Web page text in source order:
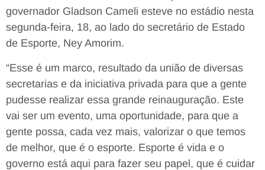
governador Gladson Cameli esteve no estádio nesta
segunda-feira, 18, ao lado do secretário de Estado
de Esporte, Ney Amorim.
“Esse é um marco, resultado da união de diversas
secretarias e da iniciativa privada para que a gente
pudesse realizar essa grande reinauguração. Este
vai ser um evento, uma oportunidade, para que a
gente possa, cada vez mais, valorizar o que temos
de melhor, que é o esporte. Esporte é vida e o
governo está aqui para fazer seu papel, que é cuidar